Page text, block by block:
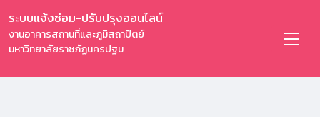
ระบบแจ้งซ่อม-ปรับปรุงออนไลน์
งานอาคารสถานที่และภูมิสถาปัตย์
มหาวิทยาลัยราชภัฏนครปฐม